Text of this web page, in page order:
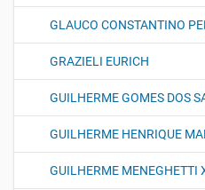
GLAUCO CONSTANTINO
GRAZIELI EURICH
GUILHERME GOMES DOS
GUILHERME HENRIQUE
GUILHERME MENEGHETTI